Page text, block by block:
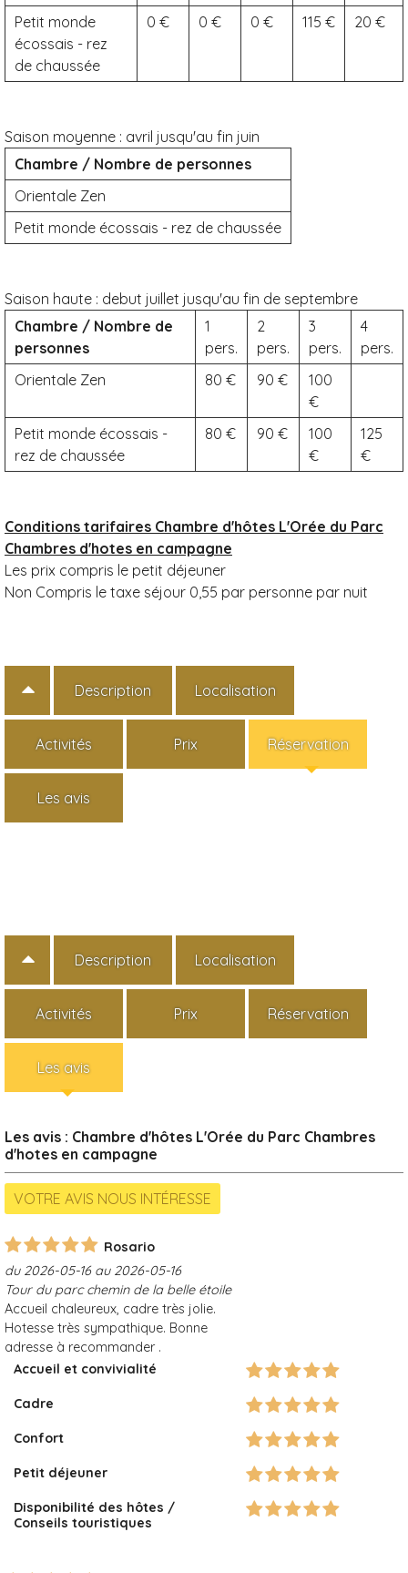
Petit monde
écossais - rez
de chaussée
0 0 0 115 20
Saison moyenne : avril jusqu'au fin juin
Chambre / Nombre de personnes
Orientale Zen
Petit monde écossais - rez de chaussée
Saison haute : debut juillet jusqu'au fin de septembre
Chambre / Nombre de
personnes
1
pers.
2
pers.
3
pers.
4
pers.
Orientale Zen
80 90 100
Petit monde écossais -
rez de chaussée
80 90 100 125
Conditions tarifaires Chambre d'hôtes L'Orée du Parc
Chambres d'hotes en campagne
Les prix compris le petit déjeuner
Non Compris le taxe séjour 0,55 par personne par nuit
Description Localisation
Activités Prix Réservation
Les avis
Description Localisation
Activités Prix Réservation
Les avis
Les avis : Chambre d'hôtes L'Orée du Parc Chambres
d'hotes en campagne
Rosario
du 2026-05-16 au 2026-05-16
Tour du parc chemin de la belle étoile
Accueil chaleureux, cadre très jolie.
Hotesse très sympathique. Bonne
adresse à recommander .
Accueil et convivialité
Cadre
Confort
Petit déjeuner
Disponibilité des hôtes /
Conseils touristiques